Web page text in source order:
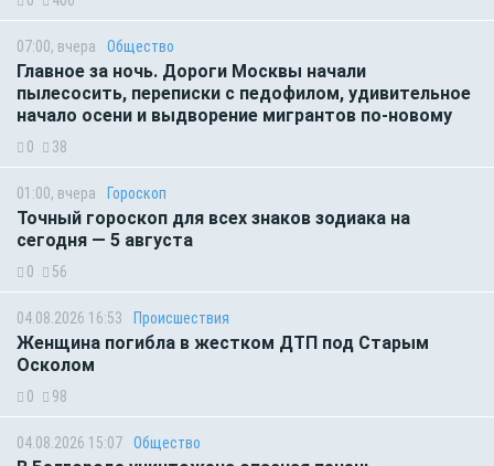
07:00, вчера Общество
Главное за ночь. Дороги Москвы начали
пылесосить, переписки с педофилом, удивительное
начало осени и выдворение мигрантов по-новому
0 38
01:00, вчера Гороскоп
Точный гороскоп для всех знаков зодиака на
сегодня — 5 августа
0 56
04.08.2026 16:53 Происшествия
Женщина погибла в жестком ДТП под Старым
Осколом
0 98
04.08.2026 15:07 Общество